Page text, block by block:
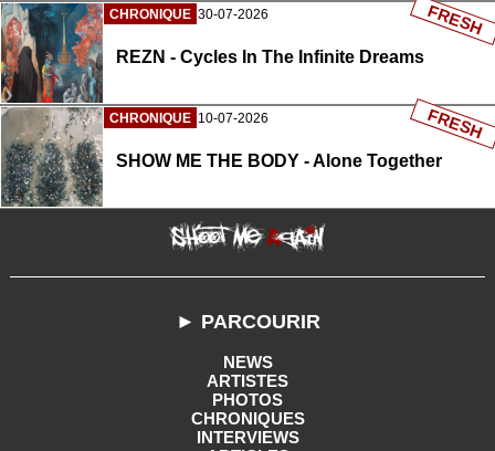
CHRONIQUE 30-07-2026
REZN - Cycles In The Infinite Dreams
FRESH
CHRONIQUE 10-07-2026
SHOW ME THE BODY - Alone Together
FRESH
► PARCOURIR
NEWS
ARTISTES
PHOTOS
CHRONIQUES
INTERVIEWS